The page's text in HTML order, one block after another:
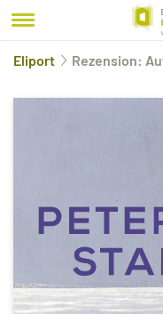
Eliport Rezension: